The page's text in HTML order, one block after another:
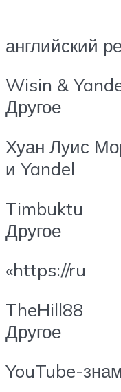
английский
Wisin &
Другое
Хуан Луис
и Yandel
Timbuktu
Другое
«https://ru
TheHill88
Другое
YouTube-